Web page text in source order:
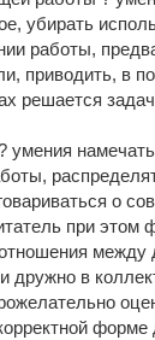
убирать
работы,
приводить, в
решается
умения намечать
о
при этом
между
дружно в
форме